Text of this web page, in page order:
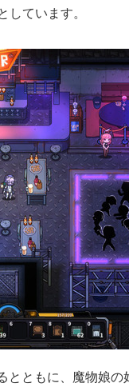
しています。
とともに、魔物娘